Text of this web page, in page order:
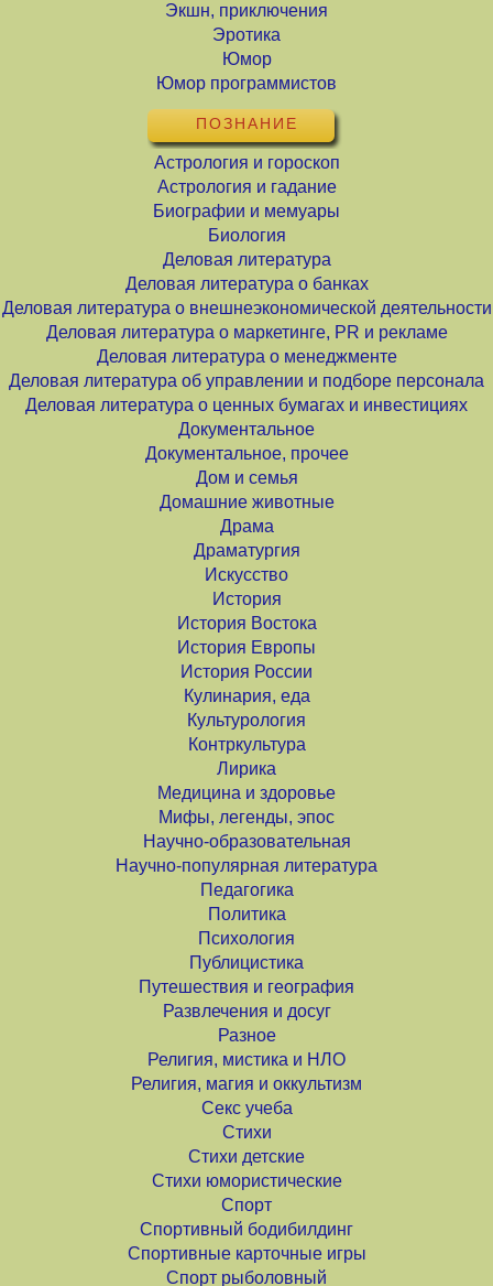
Экшн, приключения
Эротика
Юмор
Юмор программистов
ПОЗНАНИЕ
Астрология и гороскоп
Астрология и гадание
Биографии и мемуары
Биология
Деловая литература
Деловая литература о банках
Деловая литература о внешнеэкономической деятельности
Деловая литература о маркетинге, PR и рекламе
Деловая литература о менеджменте
Деловая литература об управлении и подборе персонала
Деловая литература о ценных бумагах и инвестициях
Документальное
Документальное, прочее
Дом и семья
Домашние животные
Драма
Драматургия
Искусство
История
История Востока
История Европы
История России
Кулинария, еда
Культурология
Контркультура
Лирика
Медицина и здоровье
Мифы, легенды, эпос
Научно-образовательная
Научно-популярная литература
Педагогика
Политика
Психология
Публицистика
Путешествия и география
Развлечения и досуг
Разное
Религия, мистика и НЛО
Религия, магия и оккультизм
Секс учеба
Стихи
Стихи детские
Стихи юмористические
Спорт
Спортивный бодибилдинг
Спортивные карточные игры
Спорт рыболовный